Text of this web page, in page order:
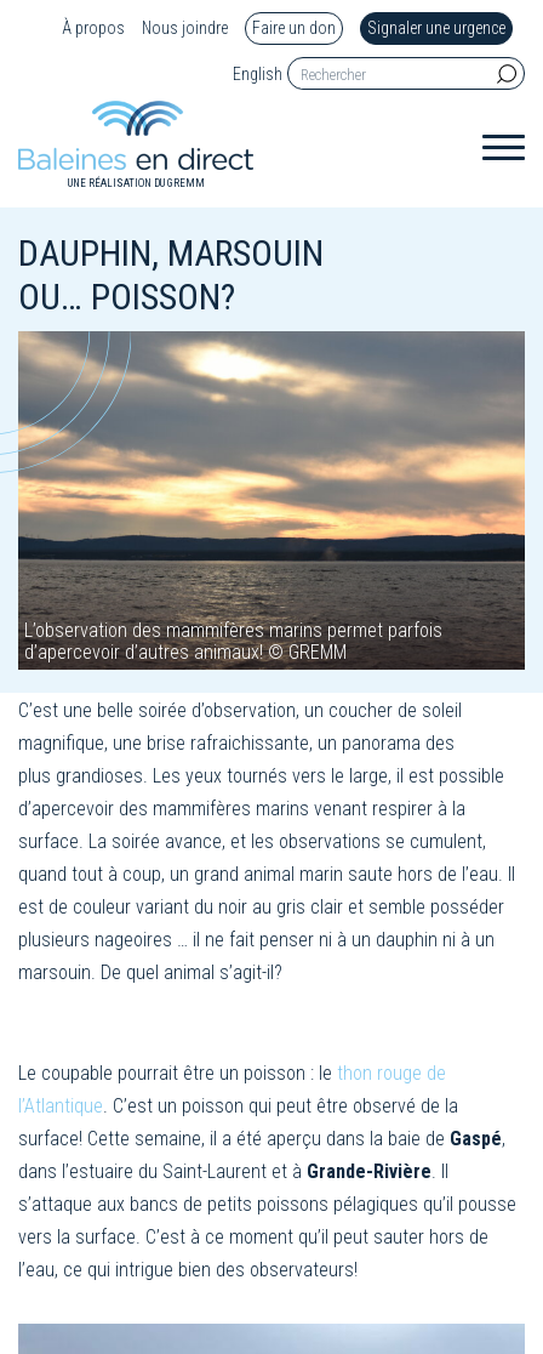
À propos Nous joindre Faire un don Signaler une urgence
English
UNE RÉALISATION DU GREMM
DAUPHIN, MARSOUIN
OU… POISSON?
L’observation des mammifères marins permet parfois
d’apercevoir d’autres animaux! © GREMM
C’est une belle soirée d’observation, un coucher de soleil
magnifique, une brise rafraichissante, un panorama des
plus grandioses. Les yeux tournés vers le large, il est possible
d’apercevoir des mammifères marins venant respirer à la
surface. La soirée avance, et les observations se cumulent,
quand tout à coup, un grand animal marin saute hors de l’eau. Il
est de couleur variant du noir au gris clair et semble posséder
plusieurs nageoires … il ne fait penser ni à un dauphin ni à un
marsouin. De quel animal s’agit-il?
Le coupable pourrait être un poisson : le thon rouge de
l’Atlantique . C’est un poisson qui peut être observé de la
surface! Cette semaine, il a été aperçu dans la baie de Gaspé,
dans l’estuaire du Saint-Laurent et à Grande-Rivière . Il
s’attaque aux bancs de petits poissons pélagiques qu’il pousse
vers la surface. C’est à ce moment qu’il peut sauter hors de
l’eau, ce qui intrigue bien des observateurs!